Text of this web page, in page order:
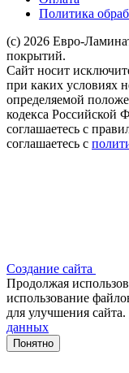
Политика
(c) 2026 Евро-
покрытий.
Сайт носит
при каких условиях
определяемой
кодекса Российской
соглашаетесь с
соглашаетесь с
Создание сайта
Продолжая
использование
для улучшения сайта.
данных
Понятно